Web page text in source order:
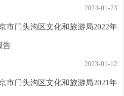
2024-01-23
市门头沟区文化和旅游局2022年
告
2023-01-12
市门头沟区文化和旅游局2021年